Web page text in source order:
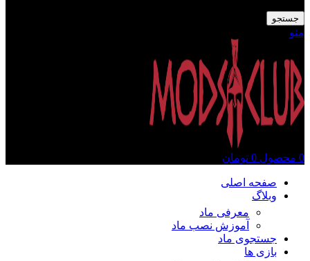
جستجو
منو
0 محصول 0 تومان
صفحه اصلی
وبلاگ
معرفی ماد
آموزش نصب ماد
جستجوی ماد
بازی ها